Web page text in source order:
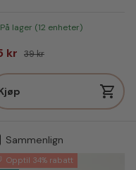
På lager (12 enheter)
kr Vanlig pris
39 kr
Sammenlign
Opptil 34% rabatt